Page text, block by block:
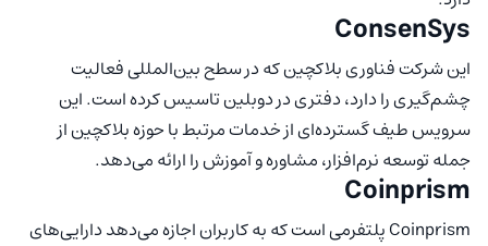
ConsenSys
این شرکت فناوری بلاکچین که در سطح بین‌المللی فعالیت
چشم‌گیری را دارد، دفتری در دوبلین تاسیس کرده است. این
سرویس طیف گسترده‌ای از خدمات مرتبط با حوزه بلاکچین از
جمله توسعه نرم‌افزار، مشاوره و آموزش را ارائه می‌دهد.
Coinprism
Coinprism پلتفرمی است که به کاربران اجازه می‌دهد دارایی‌های